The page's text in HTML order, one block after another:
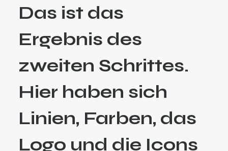
Das ist das
Ergebnis des
zweiten Schrittes.
Hier haben sich
Linien, Farben, das
Logo und die Icons